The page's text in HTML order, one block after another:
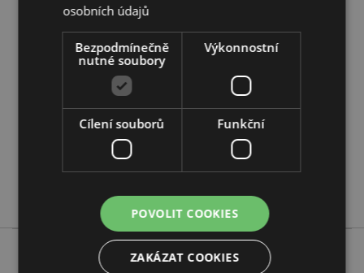
Vlastnosti produktu
Extra velká 6x13.5x13.5cm Velká 5.5x11.5x11.5cm
Střední 5x10x10cm
5055071775642
0.243000
Ne
osobních údajů
Bezpodmínečně
nutné soubory
Výkonnostní
Cílení souborů Funkční
POVOLIT COOKIES
ZAKÁZAT COOKIES